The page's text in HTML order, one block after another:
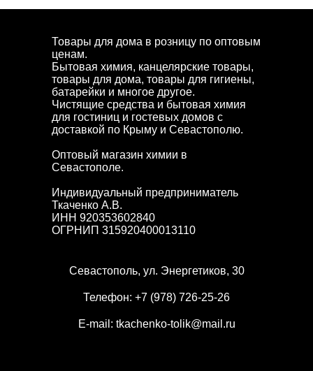
Товары для дома в розницу по оптовым
ценам.
Бытовая химия, канцелярские товары,
товары для дома, товары для гигиены,
батарейки и многое другое.
Чистящие средства и бытовая химия
для гостиниц и гостевых домов с
доставкой по Крыму и Севастополю.
Оптовый магазин химии в
Севастополе.
Индивидуальный предприниматель
Ткаченко А.В.
ИНН 920353602840
ОГРНИП 315920400013110
Севастополь, ул. Энергетиков, 30
Телефон: +7 (978) 726-25-26
E-mail: tkachenko-tolik@mail.ru